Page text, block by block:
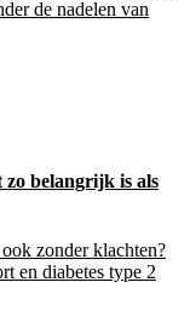
de nadelen van
zo belangrijk is als
zonder klachten?
en diabetes type 2